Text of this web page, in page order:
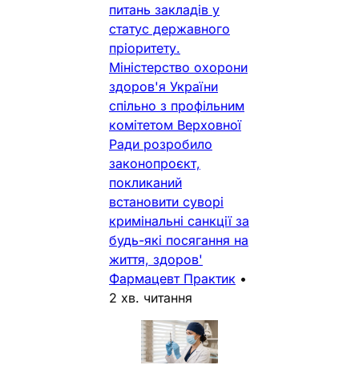
питань закладів у
статус державного
пріоритету.
Міністерство охорони
здоров'я України
спільно з профільним
комітетом Верховної
Ради розробило
законопроєкт,
покликаний
встановити суворі
кримінальні санкції за
будь-які посягання на
життя, здоров'
Фармацевт Практик •
2 хв. читання